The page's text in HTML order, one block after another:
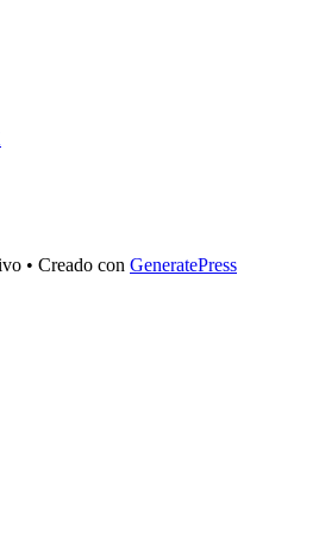
• Creado con GeneratePress